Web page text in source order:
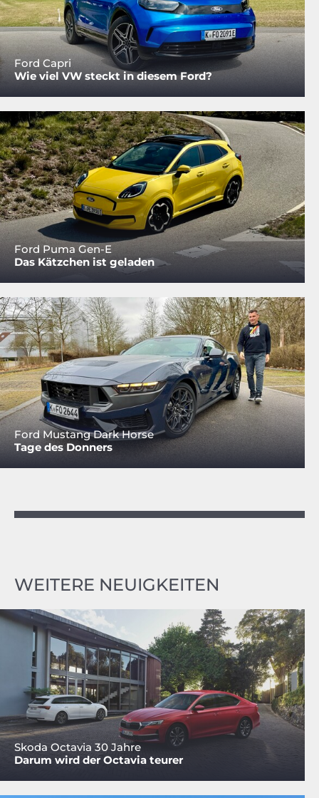
Ford Capri
Wie viel VW steckt in diesem Ford?
Ford Puma Gen-E
Das Kätzchen ist geladen
Ford Mustang Dark Horse
Tage des Donners
WEITERE NEUIGKEITEN
Skoda Octavia 30 Jahre
Darum wird der Octavia teurer